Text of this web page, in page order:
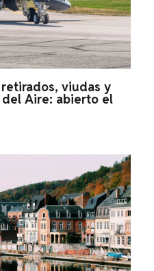
viudas y
Aire: abierto el